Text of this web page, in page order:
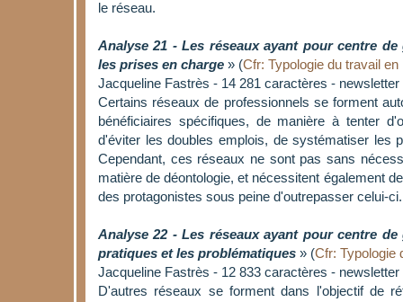
le réseau.
Analyse 21 - Les réseaux ayant pour centre
les prises en charge » (Cfr: Typologie du travail en
Jacqueline Fastrès - 14 281 caractères -
Certains réseaux de professionnels se forment
bénéficiaires spécifiques, de manière à tenter
d'éviter les doubles emplois, de systématiser les
Cependant, ces réseaux ne sont pas sans
matière de déontologie, et nécessitent également
des protagonistes sous peine d'outrepasser celui-ci.
Analyse 22 - Les réseaux ayant pour centre
pratiques et les problématiques » (Cfr: Typologie
Jacqueline Fastrès - 12 833 caractères -
D'autres réseaux se forment dans l'objectif de